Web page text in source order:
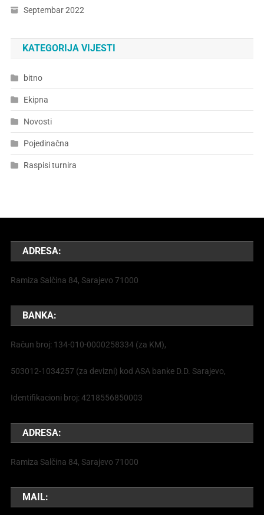
Septembar 2022
KATEGORIJA VIJESTI
bitno
Ekipna
Novosti
Pojedinačna
Raspisi turnira
ADRESA:
Ramiza Salčina 84, Sarajevo 71000
BANKA:
Račun broj: 134-010-0000258334 (za KM),
503012-1034257 (za devizni) kod ASA banke D.D. Sarajevo,
Identifikacioni broj: 4218556850003
ADRESA:
Ramiza Salčina 84, Sarajevo 71000
MAIL: